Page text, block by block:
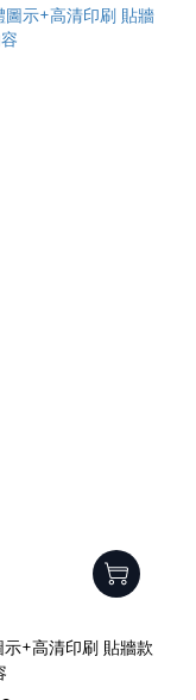
+高清印刷 貼牆款